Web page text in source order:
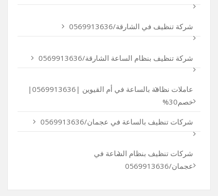
شركة تنظيف في الشارقة/0569913636
شركة تنظيف بنظام الساعة الشارقة/0569913636
عاملات نظافة بالساعة في أم القيوين |0569913636|
خصم30%
شركات تنظيف بالساعة في عجمان/0569913636
شركات تنظيف بنظام الساعة في
عجمان/0569913636